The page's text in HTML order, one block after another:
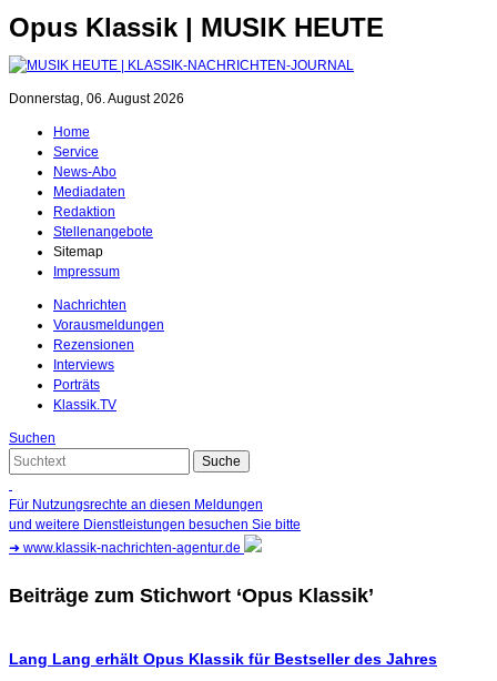
Opus Klassik | MUSIK HEUTE
Donnerstag, 06. August 2026
Home
Service
News-Abo
Mediadaten
Redaktion
Stellenangebote
Sitemap
Impressum
Nachrichten
Vorausmeldungen
Rezensionen
Interviews
Porträts
Klassik.TV
Suchen
Für Nutzungsrechte an diesen Meldungen
und weitere Dienstleistungen besuchen Sie bitte
➜ www.klassik-nachrichten-agentur.de
Beiträge zum Stichwort ‘Opus Klassik’
Lang Lang erhält Opus Klassik für Bestseller des Jahres